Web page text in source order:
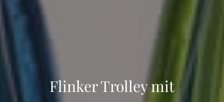
Flinker Trolley mit